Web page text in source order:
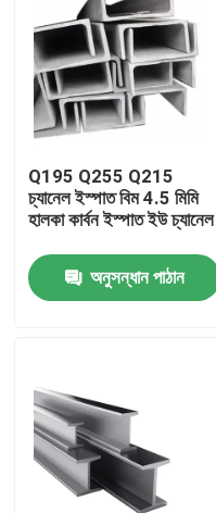
পণ্য
ভিডিও
Q195 Q255 Q215
চ্যানেল ইস্পাত বিম 4.5 মিমি
হালকা কার্বন ইস্পাত ইউ চ্যানেল
অনুসন্ধান পাঠান